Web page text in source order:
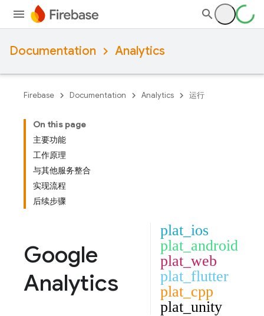
Documentation Analytics
Firebase Documentation Analytics 运行
On this page
主要功能
工作原理
与其他服务整合
实现流程
后续步骤
Google
Analytics
plat_ios
plat_android
plat_web
plat_flutter
plat_cpp
plat_unity